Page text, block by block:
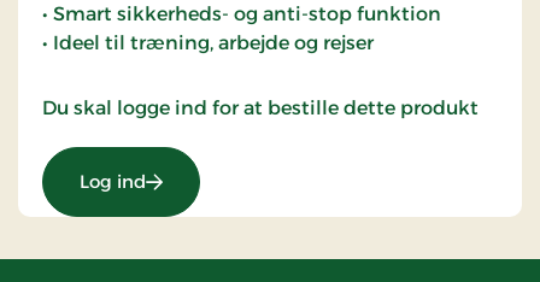
• Smart sikkerheds- og anti-stop funktion
• Ideel til træning, arbejde og rejser
Du skal logge ind for at bestille dette produkt
Log ind